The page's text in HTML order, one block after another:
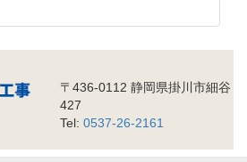
〒436-0112 静岡県掛川市細谷
427
Tel: 0537-26-2161